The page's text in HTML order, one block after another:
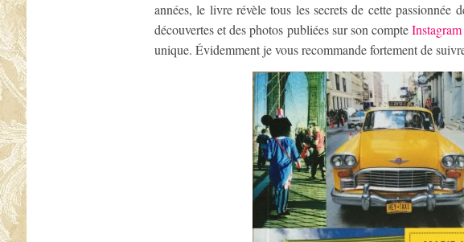
années, le livre révèle tous les secrets de cette passionnée
découvertes et des photos publiées sur son compteInstagram
unique. Évidemment je vous recommande fortement de